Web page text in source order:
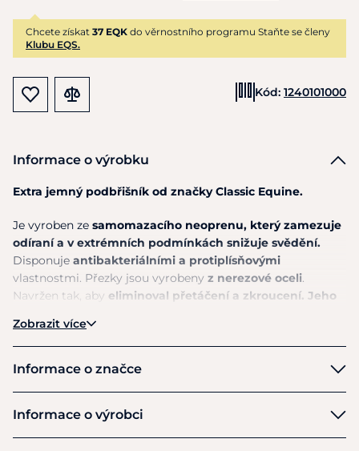
Chcete získat 37 EQK do věrnostního programu Staňte se členy
Klubu EQS.
Kód: 1240101000
Informace o výrobku
Extra jemný podbřišník od značky Classic Equine.
Je vyroben ze samomazacího neoprenu, který zamezuje
odíraní a vextrémních podmínkách snižuje svědění.
Disponuje antibakteriálními a protiplísňovými
vlastnostmi. Přezky jsou vyrobeny z nerezové oceli.
Navržen tak, aby eliminoval přetáčení a zkroucení. Jeho
vodou a nechat uschnout vyvěšený.
Zobrazit více
Informace o značce
Classic Equine
Informace o výrobci